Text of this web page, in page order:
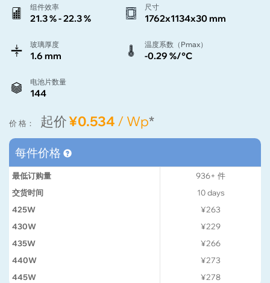
组件效率
21.3 % - 22.3 %
尺寸
1762x1134x30 mm
玻璃厚度
1.6 mm
温度系数（Pmax）
-0.29 %/°C
电池片数量
144
价 格： 起价¥0.534 / Wp*
每件价格
最低订购量 936+ 件
交货时间
10days
425W
¥263
430W
¥229
435W
¥266
440W
¥273
445W
¥278